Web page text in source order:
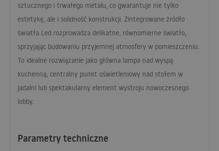
Parametry techniczne
sztucznego i trwałego metalu, co gwarantuje nie tylko
estetykę, ale i solidność konstrukcji. Zintegrowane źródło
światła Led rozprowadza delikatne, równomierne światło,
sprzyjając budowaniu przyjemnej atmosfery w pomieszczeniu.
To idealne rozwiązanie jako główna lampa nad wyspą
kuchenną, centralny punkt oświetleniowy nad stołem w
jadalni lub spektakularny element wystroju nowoczesnego
lobby.